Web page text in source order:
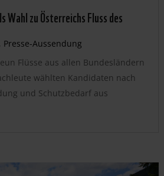
zu Österreichs Fluss des
Presse-Aussendung
Flüsse aus allen Bundesländern
wählten Kandidaten nach
und Schutzbedarf aus